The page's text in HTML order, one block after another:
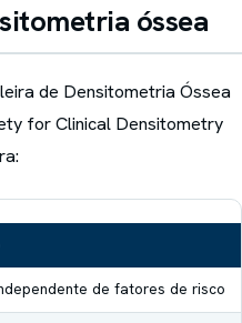
óssea
de Densitometria Óssea
for Clinical Densitometry
de fatores de risco